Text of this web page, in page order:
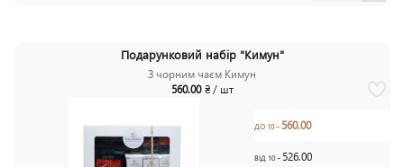
Подарунковий набір "Кимун"
З чорним чаєм Кимун
560.00 ₴ / шт
ДО 10 –560.00
ВІД 10 – 526.00